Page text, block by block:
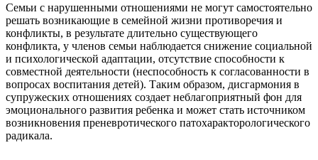
Семьи с нарушенными отношениями не могут самостоятельно
решать возникающие в семейной жизни противоречия и
конфликты, в результате длительно существующего
конфликта, у членов семьи наблюдается снижение социальной
и психологической адаптации, отсутствие способности к
совместной деятельности (неспособность к согласованности в
вопросах воспитания детей). Таким образом, дисгармония в
супружеских отношениях создает неблагоприятный фон для
эмоционального развития ребенка и может стать источником
возникновения преневротического патохаракторологического
радикала.